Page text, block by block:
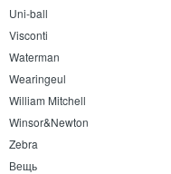
Uni-ball
Visconti
Waterman
Wearingeul
William Mitchell
Winsor&Newton
Zebra
Вещь